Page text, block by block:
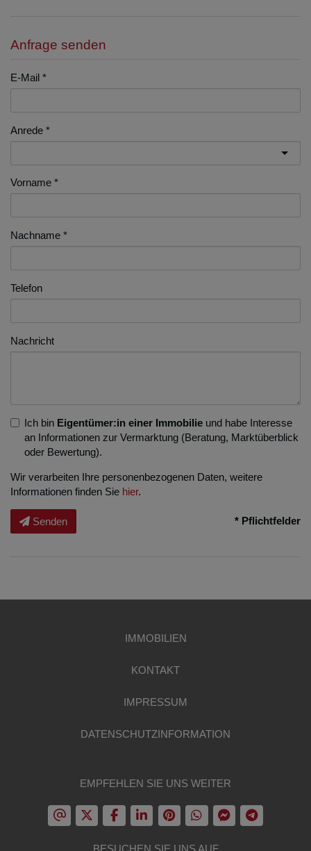
Anfrage senden
E-Mail
Anrede
Vorname
Nachname
Telefon
Nachricht
Ich bin Eigentümer:in einer Immobilie und habe Interesse
an Informationen zur Vermarktung (Beratung, Marktüberblick
oder Bewertung).
Wir verarbeiten Ihre personenbezogenen Daten, weitere
Informationen finden Sie hier.
Senden * Pflichtfelder
IMMOBILIEN
KONTAKT
IMPRESSUM
DATENSCHUTZINFORMATION
EMPFEHLEN SIE UNS WEITER
BESUCHEN SIE UNS AUF